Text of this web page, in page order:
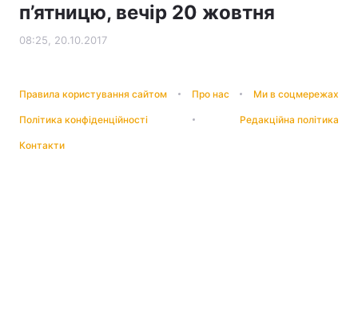
п’ятницю, вечір 20 жовтня
08:25, 20.10.2017
Правила користування сайтом Про нас Ми в соцмережах
Політика конфіденційності Редакційна політика
Контакти